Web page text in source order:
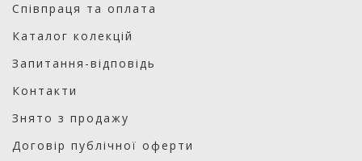
Співпраця та оплата
Каталог колекцій
Запитання-відповідь
Контакти
Знято з продажу
Договір публічної оферти